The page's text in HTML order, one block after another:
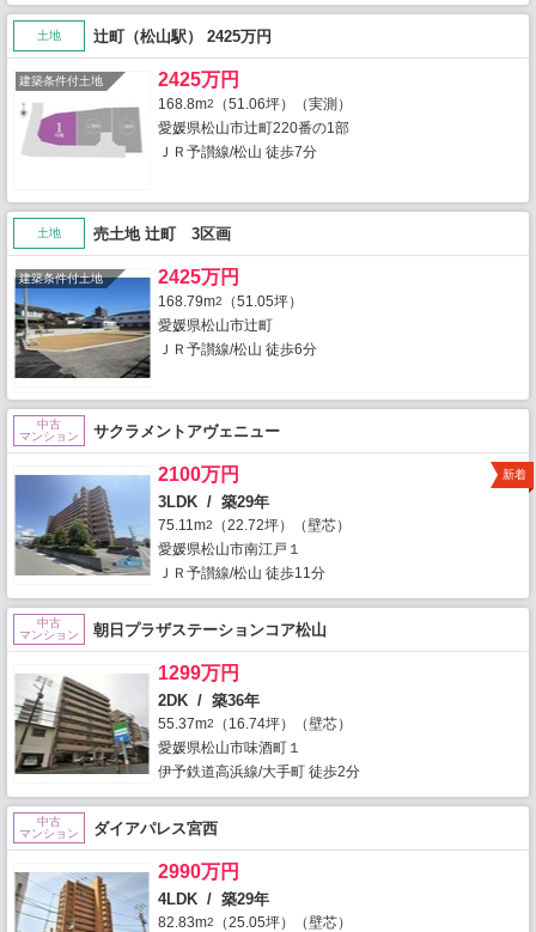
土地 辻町（松山駅） 2425万円
建築条件付土地 2425万円
168.8m2
（51.06坪）（実測）
愛媛県松山市辻町220番の1部
ＪＲ予讃線/松山 徒歩7分
土地 売土地 辻町 3区画
建築条件付土地 2425万円
168.79m2
（51.05坪）
愛媛県松山市辻町
ＪＲ予讃線/松山 徒歩6分
中古
マンション
サクラメントアヴェニュー
2100万円
3LDK / 築29年
75.11m2
（22.72坪）（壁芯）
愛媛県松山市南江戸１
ＪＲ予讃線/松山 徒歩11分
新着
中古
マンション
朝日プラザステーションコア松山
1299万円
2DK / 築36年
55.37m2
（16.74坪）（壁芯）
愛媛県松山市味酒町１
伊予鉄道高浜線/大手町 徒歩2分
中古
マンション
ダイアパレス宮西
2990万円
4LDK / 築29年
82.83m2
（25.05坪）（壁芯）